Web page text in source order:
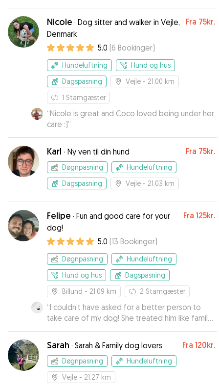
helt tryg og kan klart anbefale Jette som
hundepasser.
Nicole · Dog sitter and walker in Vejle,
Denmark
Fra 75kr.
5.0 (6 Bookinger)
Hundeluftning
Hund og hus
Dagspasning
Vejle - 21.00 km
1 Stamgæster
“Nicole is great and Coco loved being under her
care :)”
Karl · Ny ven til din hund Fra 75kr.
Døgnpasning
Hundeluftning
Dagspasning
Vejle - 21.03 km
Felipe · Fun and good care for your
dog!
Fra 125kr.
5.0 (13 Bookinger)
Døgnpasning
Hundeluftning
Hund og hus
Dagspasning
Billund - 21.09 km 2 Stamgæster
“I couldn’t have asked for a better person to
take care of my dog! She treated him like family,
with so much love, patience, and attention. I was
completely at ease knowing he was in such
good hands. She kept me updated, sent photos,
and made sure he was happy and well taken
care of every day. I’m so grateful for everything
she did — and I think my dog misses her already!
Sarah · Sarah & Family dog lovers Fra 120kr.
Døgnpasning
Hundeluftning
Vejle - 21.27 km